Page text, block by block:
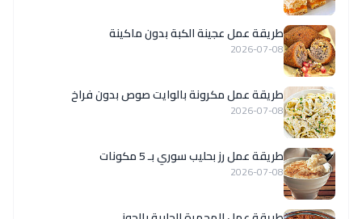
طريقة عمل عجينة الكبة بدون ماكينة
2026-07-08
طريقة عمل مكرونة بالوايت صوص بدون فراخ
2026-07-08
طريقة عمل رز بحليب سوري بـ 5 مكونات
2026-07-08